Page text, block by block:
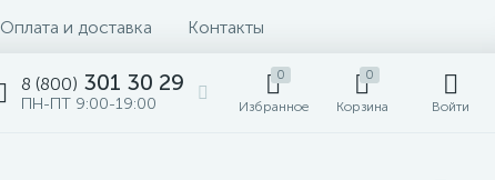
Оплата и доставка Контакты
8 (800) 301 30 29
ПН-ПТ 9:00-19:00
0
Избранное
0
Корзина Войти